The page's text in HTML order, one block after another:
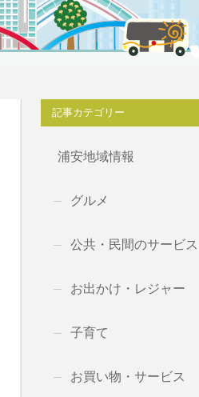
記事カテゴリー
浦安地域情報
グルメ
公共・民間のサービス
お出かけ・レジャー
子育て
お買い物・サービス